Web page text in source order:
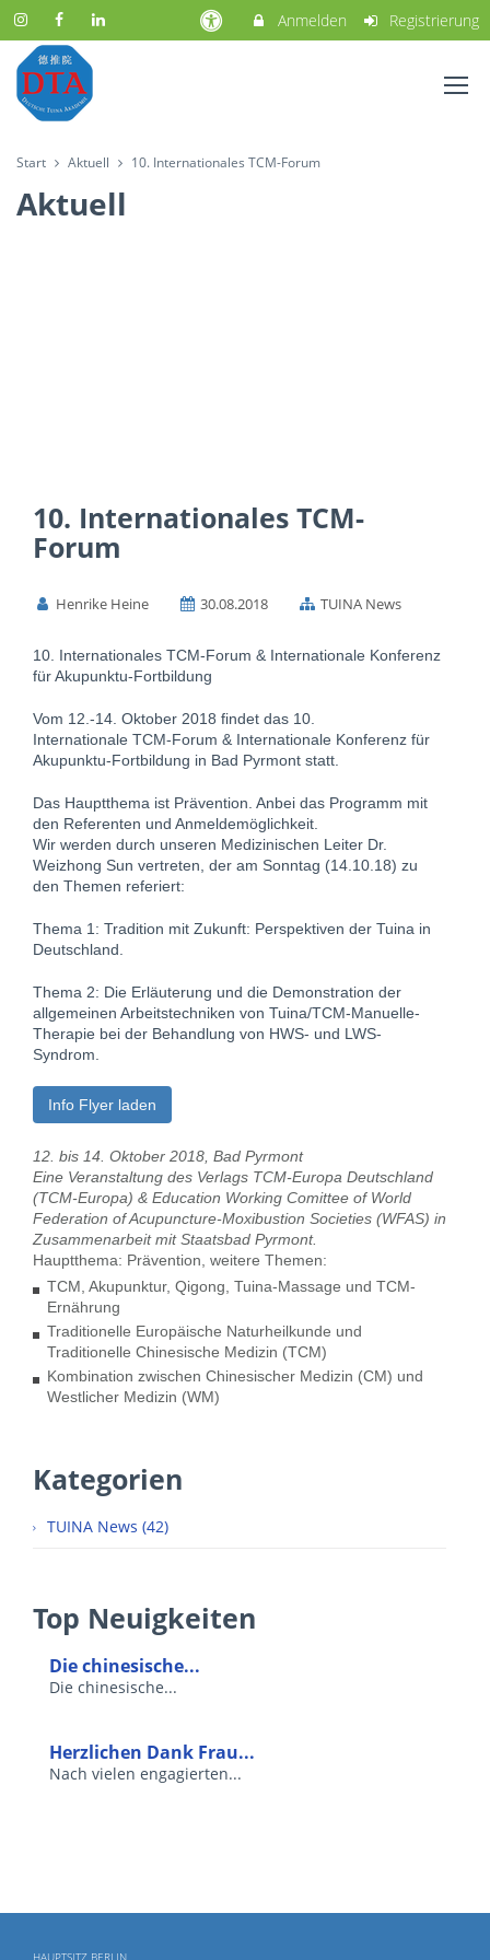
Anmelden Registrierung
Start Aktuell 10. Internationales TCM-Forum
Aktuell
10. Internationales TCM-
Forum
Henrike Heine 30.08.2018 TUINA News
10. Internationales TCM-Forum & Internationale Konferenz
für Akupunktu-Fortbildung
Vom 12.-14. Oktober 2018 findet das 10.
Internationale TCM-Forum & Internationale Konferenz für
Akupunktu-Fortbildung in Bad Pyrmont statt.
Das Hauptthema ist Prävention. Anbei das Programm mit
den Referenten und Anmeldemöglichkeit.
Wir werden durch unseren Medizinischen Leiter Dr.
Weizhong Sun vertreten, der am Sonntag (14.10.18) zu
den Themen referiert:
Thema 1: Tradition mit Zukunft: Perspektiven der Tuina in
Deutschland.
Thema 2: Die Erläuterung und die Demonstration der
allgemeinen Arbeitstechniken von Tuina/TCM-Manuelle-
Therapie bei der Behandlung von HWS- und LWS-
Syndrom.
Info Flyer laden
12. bis 14. Oktober 2018, Bad Pyrmont
Eine Veranstaltung des Verlags TCM-Europa Deutschland
(TCM-Europa) & Education Working Comittee of World
Federation of Acupuncture-Moxibustion Societies (WFAS) in
Zusammenarbeit mit Staatsbad Pyrmont.
Hauptthema: Prävention, weitere Themen:
TCM, Akupunktur, Qigong, Tuina-Massage und TCM-
Ernährung
Traditionelle Europäische Naturheilkunde und
Traditionelle Chinesische Medizin (TCM)
Kombination zwischen Chinesischer Medizin (CM) und
Westlicher Medizin (WM)
Kategorien
TUINA News (42)
Top Neuigkeiten
Die chinesische...
Die chinesische...
Herzlichen Dank Frau...
Nach vielen engagierten...
HAUPTSITZ BERLIN